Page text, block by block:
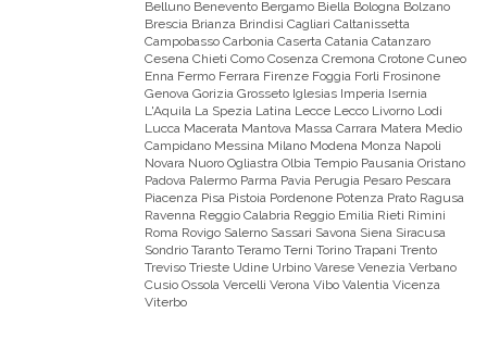
Belluno Benevento Bergamo Biella Bologna Bolzano
Brescia Brianza Brindisi Cagliari Caltanissetta
Campobasso Carbonia Caserta Catania Catanzaro
Cesena Chieti Como Cosenza Cremona Crotone Cuneo
Enna Fermo Ferrara Firenze Foggia Forli Frosinone
Genova Gorizia Grosseto Iglesias Imperia Isernia
L'Aquila La Spezia Latina Lecce Lecco Livorno Lodi
Lucca Macerata Mantova Massa Carrara Matera Medio
Campidano Messina Milano Modena Monza Napoli
Novara Nuoro Ogliastra Olbia Tempio Pausania Oristano
Padova Palermo Parma Pavia Perugia Pesaro Pescara
Piacenza Pisa Pistoia Pordenone Potenza Prato Ragusa
Ravenna Reggio Calabria Reggio Emilia Rieti Rimini
Roma Rovigo Salerno Sassari Savona Siena Siracusa
Sondrio Taranto Teramo Terni Torino Trapani Trento
Treviso Trieste Udine Urbino Varese Venezia Verbano
Cusio Ossola Vercelli Verona Vibo Valentia Vicenza
Viterbo